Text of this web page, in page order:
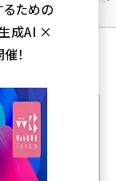
ための
成AI ×
！